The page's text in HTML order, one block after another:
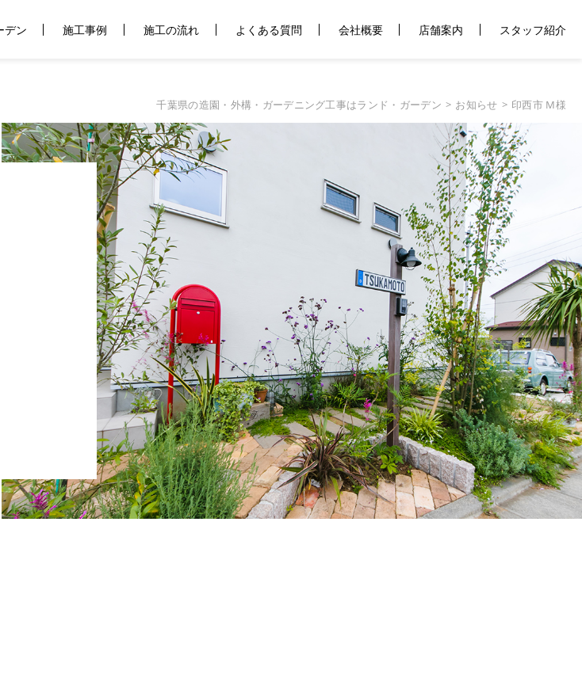
デン 施工事例 施工の流れ よくある質問 会社概要 店舗案内 スタッフ紹介
千葉県の造園・外構・ガーデニング工事はランド・ガーデン お知らせ 印西市 M様